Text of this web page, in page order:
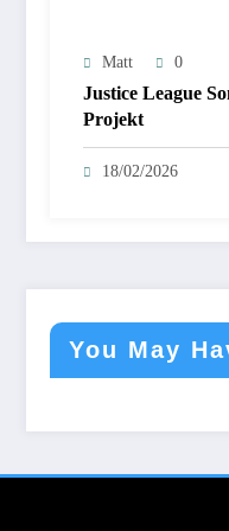
Matt 0
Justice League
Projekt
18/02/2026
You May